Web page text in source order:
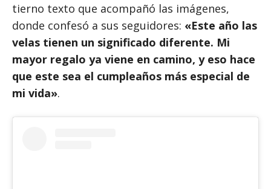
tierno texto que acompañó las imágenes,
donde confesó a sus seguidores: «Este año las
velas tienen un significado diferente. Mi
mayor regalo ya viene en camino, y eso hace
que este sea el cumpleaños más especial de
mi vida».